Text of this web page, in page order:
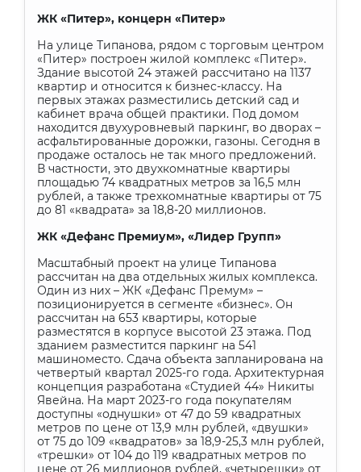
ЖК «Питер», концерн «Питер»
На улице Типанова, рядом с торговым центром
«Питер» построен жилой комплекс «Питер».
Здание высотой 24 этажей рассчитано на 1137
квартир и относится к бизнес-классу. На
первых этажах разместились детский сад и
кабинет врача общей практики. Под домом
находится двухуровневый паркинг, во дворах –
асфальтированные дорожки, газоны. Сегодня в
продаже осталось не так много предложений.
В частности, это двухкомнатные квартиры
площадью 74 квадратных метров за 16,5 млн
рублей, а также трехкомнатные квартиры от 75
до 81 «квадрата» за 18,8-20 миллионов.
ЖК «Дефанс Премиум», «Лидер Групп»
Масштабный проект на улице Типанова
рассчитан на два отдельных жилых комплекса.
Один из них – ЖК «Дефанс Премум» –
позиционируется в сегменте «бизнес». Он
рассчитан на 653 квартиры, которые
разместятся в корпусе высотой 23 этажа. Под
зданием разместится паркинг на 541
машиноместо. Сдача объекта запланирована на
четвертый квартал 2025-го года. Архитектурная
концепция разработана «Студией 44» Никиты
Явейна. На март 2023-го года покупателям
доступны «однушки» от 47 до 59 квадратных
метров по цене от 13,9 млн рублей, «двушки»
от 75 до 109 «квадратов» за 18,9-25,3 млн рублей,
«трешки» от 104 до 119 квадратных метров по
цене от 26 миллионов рублей, «четырешки» от